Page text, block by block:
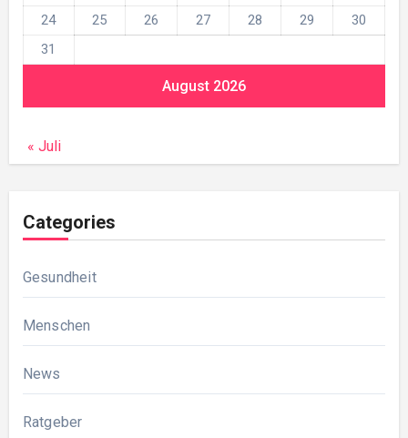
August 2026
24
25 26 27 28 29
30
31
« Juli
Categories
Gesundheit
Menschen
News
Ratgeber